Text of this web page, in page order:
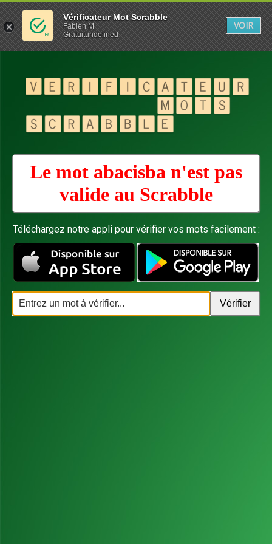
Le mot abacisba n'est pas
valide au Scrabble
Téléchargez notre appli pour vérifier vos mots facilement :
Vérificateur Mot Scrabble
Fabien M
Gratuitundefined
VOIR